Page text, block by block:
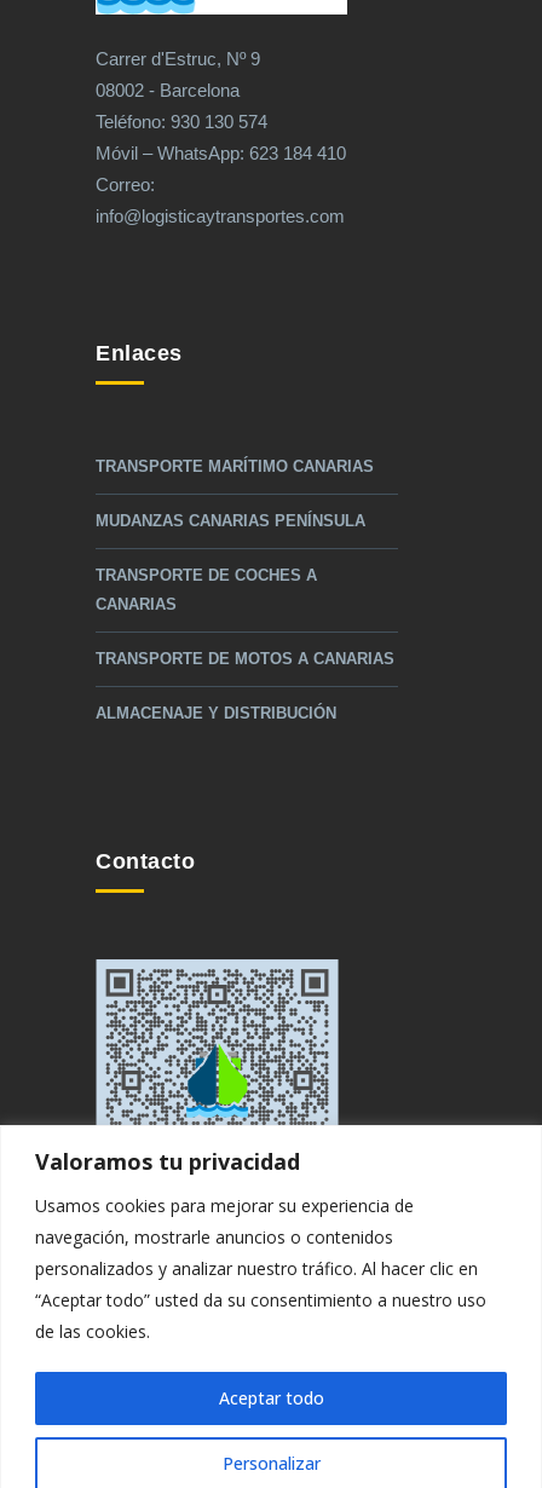
Valoramos tu privacidad
Usamos cookies para mejorar su experiencia de
navegación, mostrarle anuncios o contenidos
personalizados y analizar nuestro tráfico. Al hacer clic en
“Aceptar todo” usted da su consentimiento a nuestro uso
de las cookies.
Personalizar
Aceptar todo
Carrer d'Estruc, Nº 9
08002 - Barcelona
Teléfono: 930 130 574
Móvil – WhatsApp: 623 184 410
Correo:
info@logisticaytransportes.com
Enlaces
TRANSPORTE MARÍTIMO CANARIAS
MUDANZAS CANARIAS PENÍNSULA
TRANSPORTE DE COCHES A
CANARIAS
TRANSPORTE DE MOTOS A CANARIAS
ALMACENAJE Y DISTRIBUCIÓN
Contacto
Copyright ©. All rights Reserved by
Logisticaytransportes.
Aviso Legal|Política privacidad